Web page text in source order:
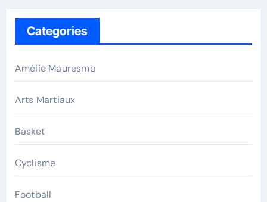
Categories
Amélie Mauresmo
Arts Martiaux
Basket
Cyclisme
Football